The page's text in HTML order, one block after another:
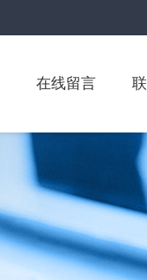
在线留言